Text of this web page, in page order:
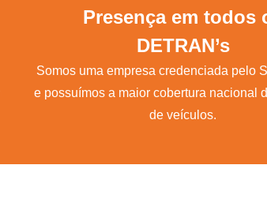
Presença em todos
DETRAN’s
Somos uma empresa credenciada pelo
e possuímos a maior cobertura nacional
de veículos.